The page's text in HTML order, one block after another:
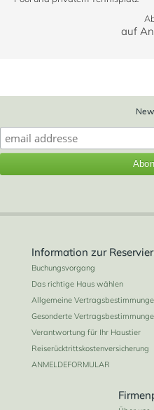
auf
Information zur
Buchungsvorgang
Das richtige Haus wählen
Allgemeine
Gesonderte
Verantwortung für Ihr Haustier
Reiserücktrittskostenversicherung
ANMELDEFORMULAR